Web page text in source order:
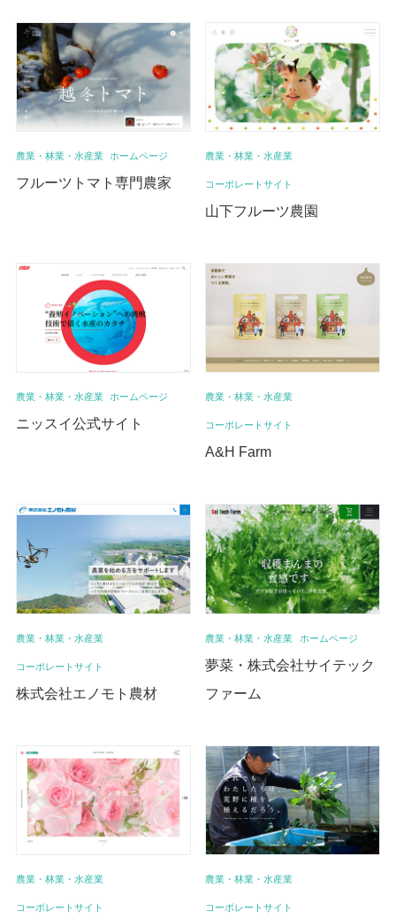
農業・林業・水産業 ホームページ
フルーツトマト専門農家
農業・林業・水産業
コーポレートサイト
山下フルーツ農園
農業・林業・水産業 ホームページ
ニッスイ公式サイト
農業・林業・水産業
コーポレートサイト
A&H Farm
農業・林業・水産業
コーポレートサイト
株式会社エノモト農材
農業・林業・水産業 ホームページ
夢菜・株式会社サイテック
ファーム
農業・林業・水産業
コーポレートサイト
農業・林業・水産業
コーポレートサイト